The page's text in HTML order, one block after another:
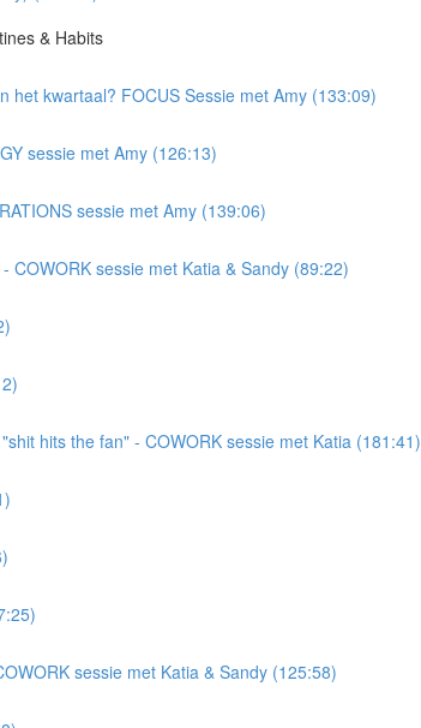
& Habits
het kwartaal? FOCUS Sessie met Amy (133:09)
sessie met Amy (126:13)
sessie met Amy (139:06)
COWORK sessie met Katia & Sandy (89:22)
hits the fan" - COWORK sessie met Katia (181:41)
sessie met Katia & Sandy (125:58)